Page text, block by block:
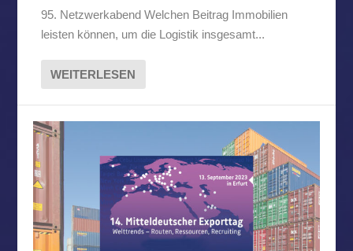
95. Netzwerkabend Welchen Beitrag Immobilien
leisten können, um die Logistik insgesamt...
WEITERLESEN